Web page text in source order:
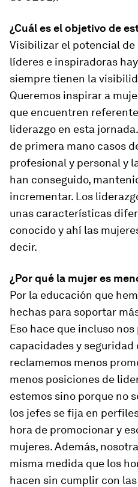
¿Cuál es el objetivo de
Visibilizar el potencial de
líderes e inspiradoras
siempre tienen la
Queremos inspirar a
que encuentren
liderazgo en esta
de primera mano casos
profesional y personal y
han conseguido,
incrementar. Los
unas características
conocido y ahí las
decir.
¿Por qué la mujer es
Por la educación que
hechas para soportar
Eso hace que incluso
capacidades y seguridad
reclamemos menos
menos posiciones de
estemos sino porque no
los jefes se fija en
hora de promocionar y
mujeres. Además,
misma medida que los
hacen sin cumplir con